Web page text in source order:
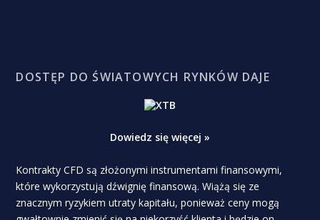
DOSTĘP DO ŚWIATOWYCH RYNKÓW DAJE
Dowiedz się więcej »
Kontrakty CFD są złożonymi instrumentami finansowymi,
które wykorzystują dźwignię finansową. Wiążą się ze
znacznym ryzykiem utraty kapitału, ponieważ ceny mogą